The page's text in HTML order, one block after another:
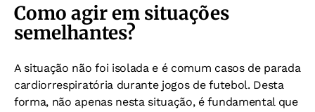
Como agir em situações
semelhantes?
A situação não foi isolada e é comum casos de parada
cardiorrespiratória durante jogos de futebol. Desta
forma, não apenas nesta situação, é fundamental que